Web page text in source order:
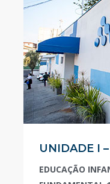
UNIDADE I
EDUCAÇÃO